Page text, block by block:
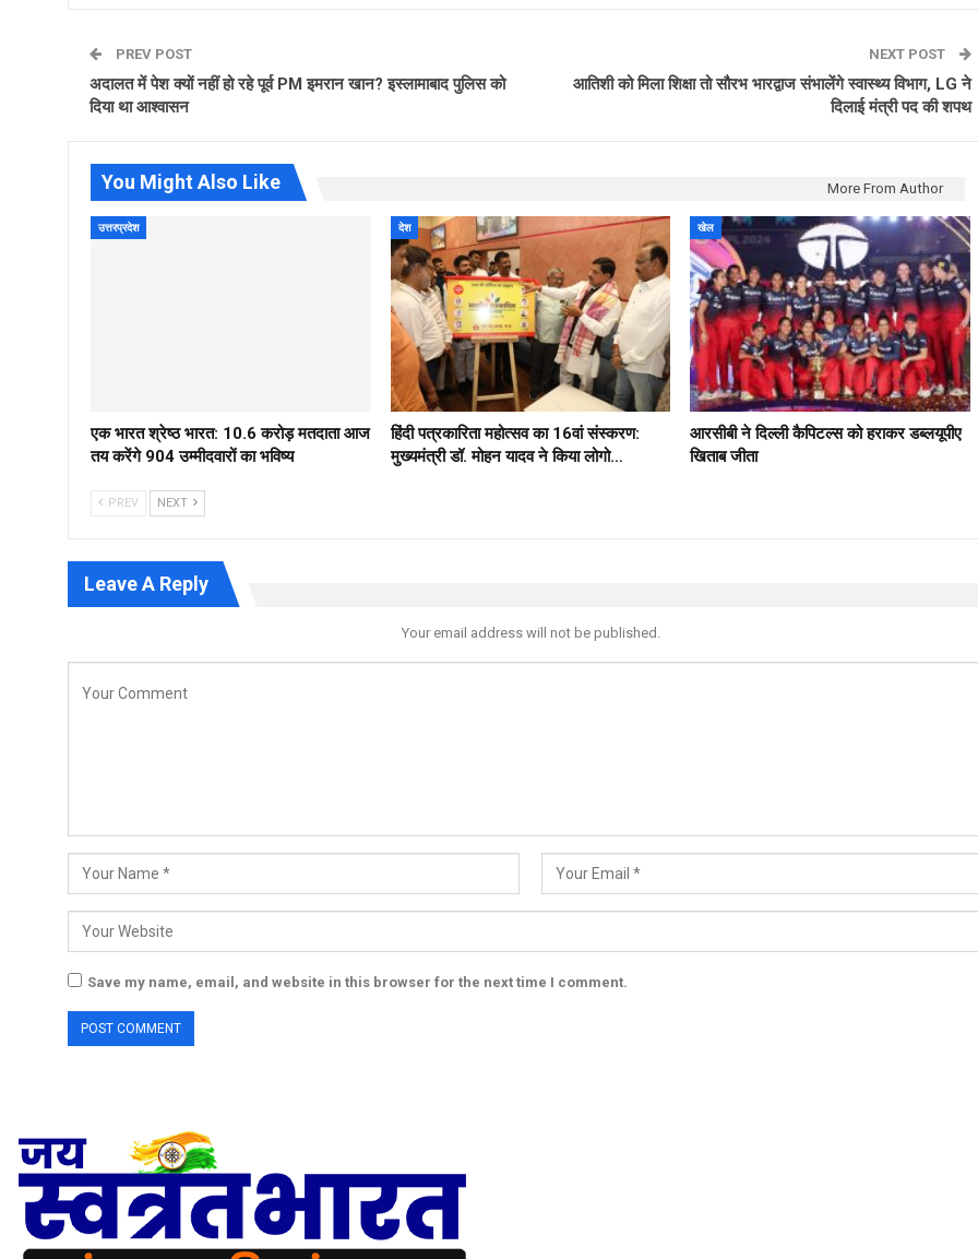
PREV POST
अदालत में पेश क्यों नहीं हो रहे पूर्व PM इमरान खान? इस्लामाबाद पुलिस को
दिया था आश्वासन
NEXT POST
आतिशी को मिला शिक्षा तो सौरभ भारद्वाज संभालेंगे स्वास्थ्य विभाग, LG ने
दिलाई मंत्री पद की शपथ
You Might Also Like More From Author
उत्तरप्रदेश
एक भारत श्रेष्ठ भारत: 10.6 करोड़ मतदाता आज
तय करेंगे 904 उम्मीदवारों का भविष्य
देश
हिंदी पत्रकारिता महोत्सव का 16वां संस्करण:
मुख्यमंत्री डॉ. मोहन यादव ने किया लोगो…
खेल
आरसीबी ने दिल्ली कैपिटल्स को हराकर डब्लयूपीए
खिताब जीता
PREV NEXT
Leave A Reply
Your email address will not be published.
Save my name, email, and website in this browser for the next time I comment.